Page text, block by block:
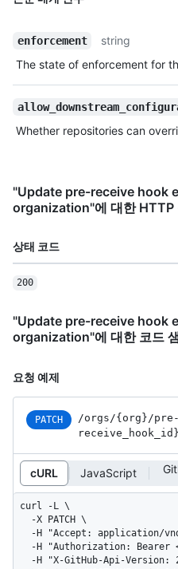
enforcement
string
The state of enforcement for
Whether repositories can
"Update pre-receive hook
organization"에 대한 HTTP
상태 코드
200
"Update pre-receive hook
organization"에 대한 코드
요청 예제
PATCH /orgs /{org} /
receive_
hook_ id}
cURL JavaScript
curl -L \